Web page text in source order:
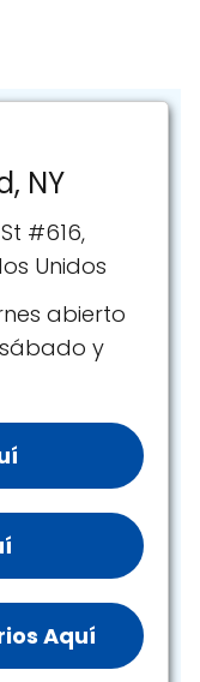
NY
#616,
Unidos
abierto
sábado y
Aquí